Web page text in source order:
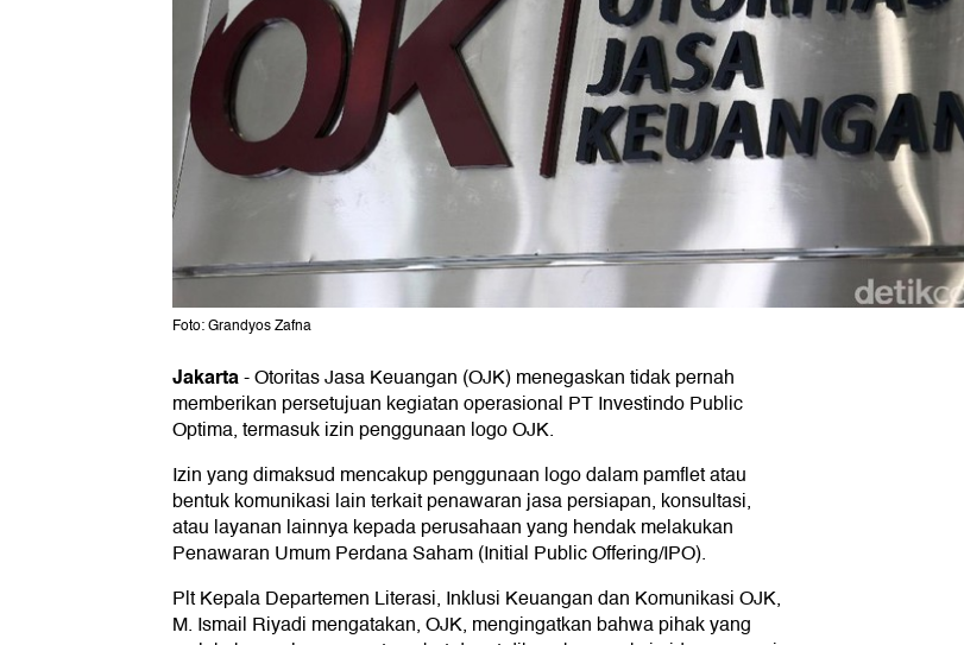
Foto: Grandyos Zafna
Jakarta-Otoritas Jasa Keuangan (OJK) menegaskan tidak pernah
memberikan persetujuan kegiatan operasional PT Investindo Public
Optima, termasuk izin penggunaan logo OJK.
Izin yang dimaksud mencakup penggunaan logo dalam pamflet atau
bentuk komunikasi lain terkait penawaran jasa persiapan, konsultasi,
atau layanan lainnya kepada perusahaan yang hendak melakukan
Penawaran Umum Perdana Saham (Initial Public Offering/IPO).
Plt Kepala Departemen Literasi, Inklusi Keuangan dan Komunikasi OJK,
M. Ismail Riyadi mengatakan, OJK, mengingatkan bahwa pihak yang